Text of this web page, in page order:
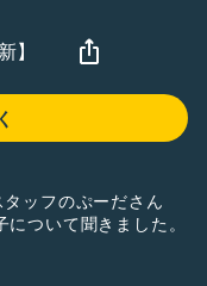
】
ッフのぷーださん
ついて聞きました。